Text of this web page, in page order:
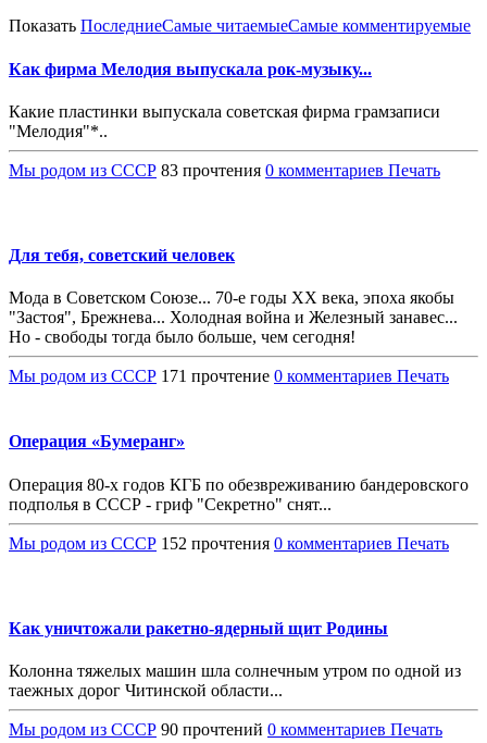
Показать ПоследниеСамые читаемыеСамые комментируемые
Как фирма Мелодия выпускала рок-музыку...
Какие пластинки выпускала советская фирма грамзаписи
"Мелодия"*..
Мы родом из СССР 83 прочтения 0 комментариев Печать
Для тебя, советский человек
Мода в Советском Союзе... 70-е годы ХХ века, эпоха якобы
"Застоя", Брежнева... Холодная война и Железный занавес...
Но - свободы тогда было больше, чем сегодня!
Мы родом из СССР 171 прочтение 0 комментариев Печать
Операция «Бумеранг»
Операция 80-х годов КГБ по обезвреживанию бандеровского
подполья в СССР - гриф "Секретно" снят...
Мы родом из СССР 152 прочтения 0 комментариев Печать
Как уничтожали ракетно-ядерный щит Родины
Колонна тяжелых машин шла солнечным утром по одной из
таежных дорог Читинской области...
Мы родом из СССР 90 прочтений 0 комментариев Печать